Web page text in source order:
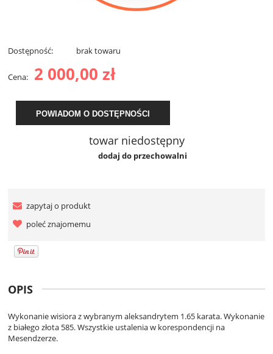
Dostępność: brak towaru
Cena: 2 000,00 zł
POWIADOM O DOSTĘPNOŚCI
towar niedostępny
dodaj do przechowalni
zapytaj o produkt
poleć znajomemu
OPIS
Wykonanie wisiora z wybranym aleksandrytem 1.65 karata. Wykonanie
z białego złota 585. Wszystkie ustalenia w korespondencji na
Mesendzerze.